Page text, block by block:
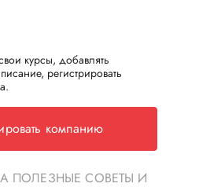
курсы, добавлять
регистрировать
компанию
ПОЛЕЗНЫЕ СОВЕТЫ И